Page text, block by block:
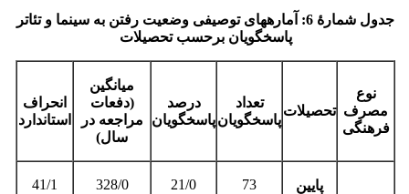
جدول شمارۀ 6: آماره­های توصیفی وضعیت رفتن به سینما و تئاتر
پاسخگویان برحسب تحصیلات
نوع
مصرف
فرهنگی
تحصیلات
تعداد
پاسخگویان
درصد
پاسخگویان
میانگین
(دفعات
مراجعه در
سال)
انحراف
استاندارد
پایین 73
21/0
328/0
41/1